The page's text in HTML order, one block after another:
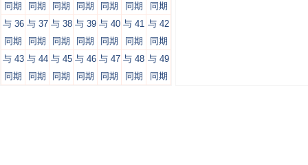
同期
同期
同期
同期
同期
同期
同期
与 36
同期
与 37
同期
与 38
同期
与 39
同期
与 40
同期
与 41
同期
与 42
同期
与 43
同期
与 44
同期
与 45
同期
与 46
同期
与 47
同期
与 48
同期
与 49
同期